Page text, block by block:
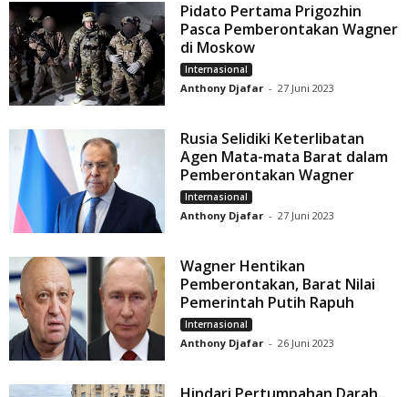
Pidato Pertama Prigozhin
Pasca Pemberontakan Wagner
di Moskow
Internasional
Anthony Djafar - 27 Juni 2023
Rusia Selidiki Keterlibatan
Agen Mata-mata Barat dalam
Pemberontakan Wagner
Internasional
Anthony Djafar - 27 Juni 2023
Wagner Hentikan
Pemberontakan, Barat Nilai
Pemerintah Putih Rapuh
Internasional
Anthony Djafar - 26 Juni 2023